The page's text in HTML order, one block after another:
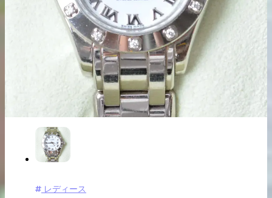
お申込み お申込み
LINE査定
レディース